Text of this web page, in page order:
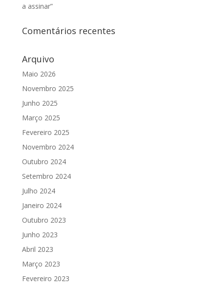
a assinar”
Comentários recentes
Arquivo
Maio 2026
Novembro 2025
Junho 2025
Março 2025
Fevereiro 2025
Novembro 2024
Outubro 2024
Setembro 2024
Julho 2024
Janeiro 2024
Outubro 2023
Junho 2023
Abril 2023
Março 2023
Fevereiro 2023